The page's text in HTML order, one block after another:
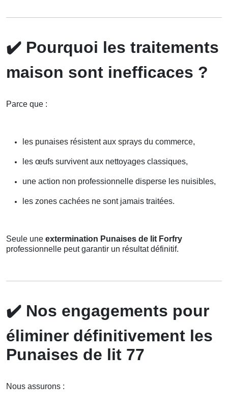
✔️ Pourquoi les traitements
maison sont inefficaces ?
Parce que :
les punaises résistent aux sprays du commerce,
les œufs survivent aux nettoyages classiques,
une action non professionnelle disperse les nuisibles,
les zones cachées ne sont jamais traitées.
Seule une extermination Punaises de lit Forfry
professionnelle peut garantir un résultat définitif.
✔️ Nos engagements pour
éliminer définitivement les
Punaises de lit 77
Nous assurons :